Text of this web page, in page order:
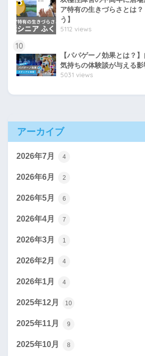
ア特有の生きづらさとは
う】
5112 views
10
【パパゲーノ効果とは？
気持ちの体験談が与える影
5031 views
アーカイブ
2026年7月 4
2026年6月 2
2026年5月 6
2026年4月 7
2026年3月 1
2026年2月 4
2026年1月 4
2025年12月 10
2025年11月 9
2025年10月 8